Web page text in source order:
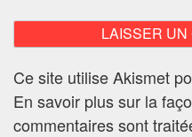
Ce site utilise Akismet
En savoir plus sur la
commentaires sont